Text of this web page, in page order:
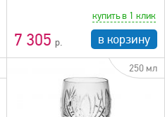
7 305
купить в 1 клик
в корзину
250 мл